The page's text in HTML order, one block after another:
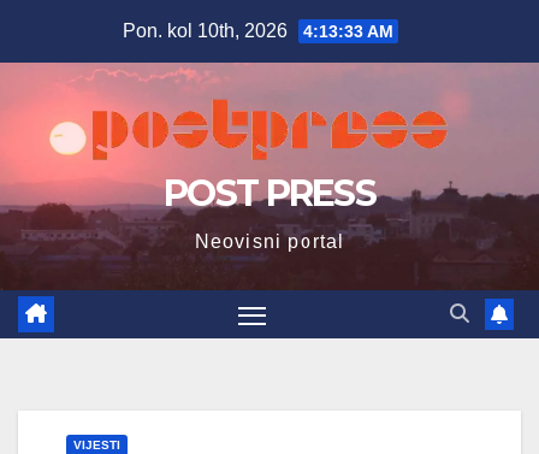
Pon. kol 10th, 2026 4:13:34 AM
POST PRESS
Neovisni portal
VIJESTI